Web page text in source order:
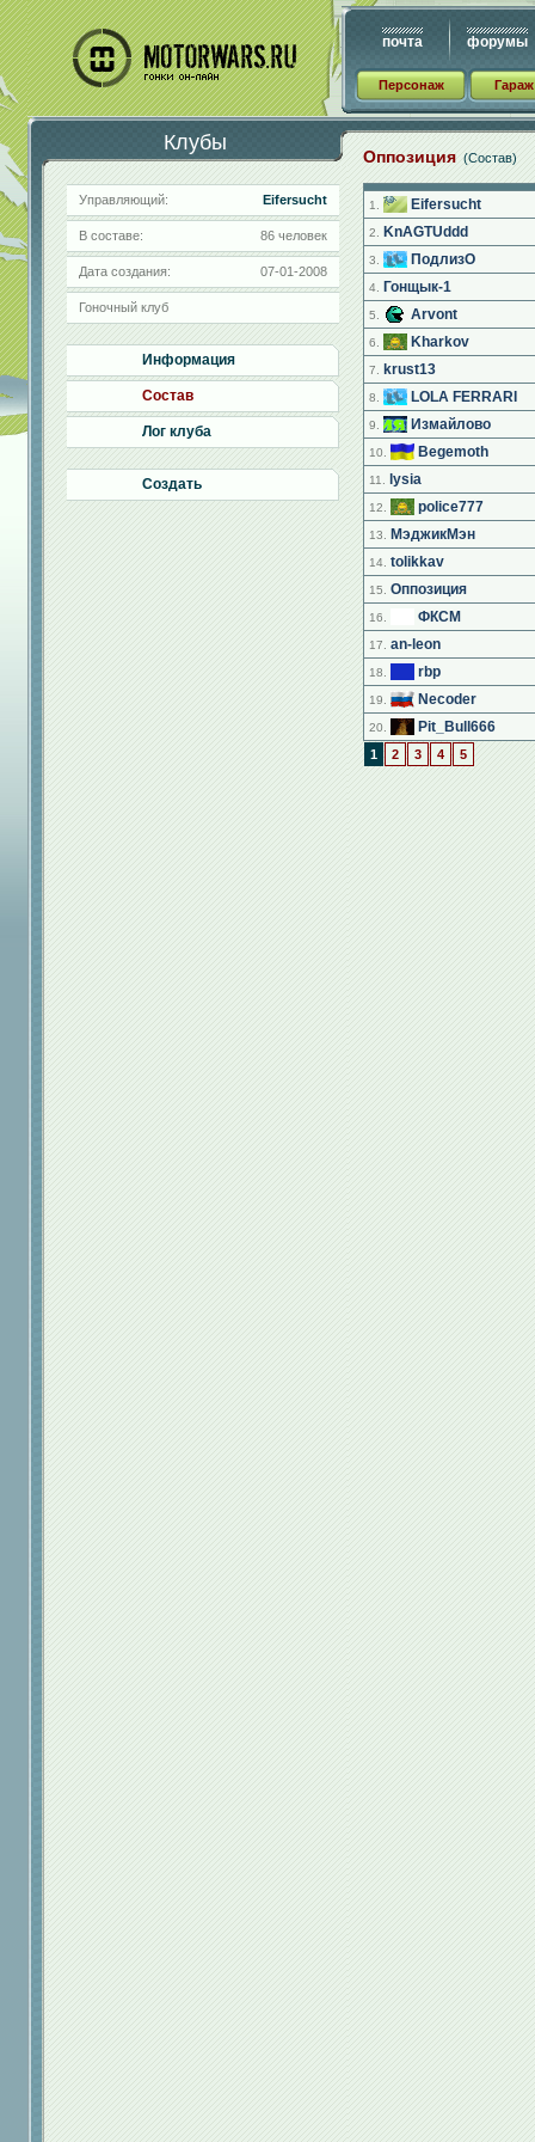
почта форумы
Персонаж Гараж
Клубы
Управляющий: Eifersucht
В составе: 86 человек
Дата создания: 07-01-2008
Гоночный клуб
Информация
Состав
Лог клуба
Создать
Оппозиция (Состав)
1. Eifersucht
2. KnAGTUddd
3. ПодлизО
4. Гонщык-1
5. Arvont
6. Kharkov
7. krust13
8. LOLA FERRARI
9. Измайлово
10. Begemoth
11. lysia
12. police777
13. МэджикМэн
14. tolikkav
15. Оппозиция
16. ФКСМ
17. an-leon
18. rbp
19. Necoder
20. Pit_Bull666
1 2 3 4 5